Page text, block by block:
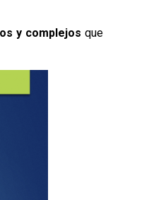
y complejos que